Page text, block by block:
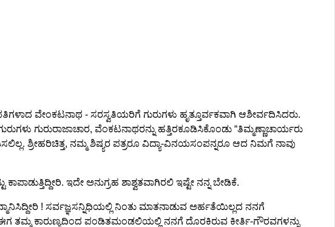
ವೇಂಕಟನಾಥ - ಸರಸ್ವತಿಯರಿಗೆ ಗುರುಗಳು ಹೃತ್ತೂರ್ವಕವಾಗಿ ಆಶೀರ್ವದಿಸಿದರು.
ಗುರುರಾಜಾಚಾರ, ವೆಂಕಟನಾಥರನ್ನು ಹತ್ತಿರಕೂಡಿಸಿಕೊಂಡು “ತಿಮ್ಮಣ್ಣಾಚಾರ್ಯರು
ಶ್ರೀಹರಿಚಿತ್ತ, ನಮ್ಮ ಶಿಷ್ಯರ ಪತ್ರರೂ ವಿದ್ಯಾ-ವಿನಯಸಂಪನ್ನರೂ ಆದ ನಿಮಗೆ ನಾವು
ಇದೇ ಅನುಗ್ರಹ ಶಾಶ್ವತವಾಗಿರಲಿ ಇಷ್ಟೇ ನನ್ನ ಬೇಡಿಕೆ.
! ಸರ್ವಜ್ಞಸನ್ನಿಧಿಯಲ್ಲಿ ನಿಂತು ಮಾತನಾಡುವ ಅರ್ಹತೆಯಿಲ್ಲದ ನನಗೆ
ತಮ್ಮ ಕಾರುಣ್ಯದಿಂದ ಪಂಡಿತಮಂಡಲಿಯಲ್ಲಿ ನನಗೆ ದೊರಕಿರುವ ಕೀರ್ತಿ-ಗೌರವಗಳನ್ನು